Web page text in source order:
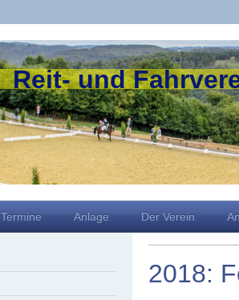
Reit- und
Termine Anlage Der Verein
2018: